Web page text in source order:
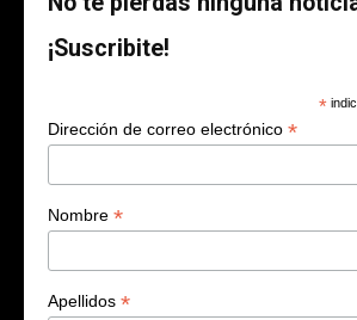
¡Suscribite!
*
Dirección de correo electrónico *
Nombre *
Apellidos *